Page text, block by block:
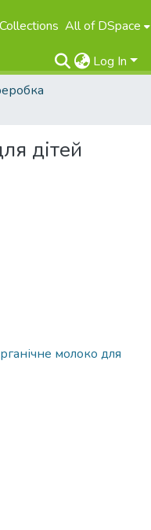
All of DSpace
Log In
дітей
молоко для